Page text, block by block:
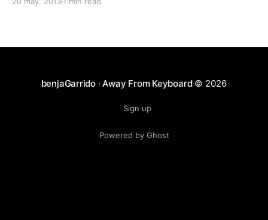
facebook fue concebido para ser una red de
benjaGarrido · Away From Keyboard© 2026
Sign up
Powered by Ghost